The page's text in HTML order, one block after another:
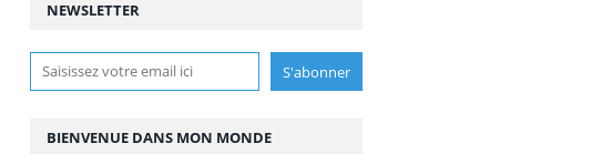
NEWSLETTER
BIENVENUE DANS MON MONDE